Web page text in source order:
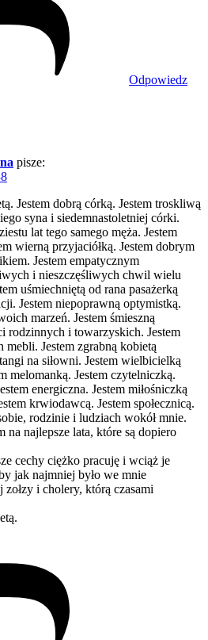
Odpowiedz
pisze:
Jestem dobrą córką. Jestem troskliwą
syna i siedemnastoletniej córki.
lat tego samego męża. Jestem
wierną przyjaciółką. Jestem dobrym
Jestem empatycznym
i nieszczęśliwych chwil wielu
uśmiechniętą od rana pasażerką
Jestem niepoprawną optymistką.
marzeń. Jestem śmieszną
rodzinnych i towarzyskich. Jestem
Jestem zgrabną kobietą
na siłowni. Jestem wielbicielką
melomanką. Jestem czytelniczką.
energiczna. Jestem miłośniczką
krwiodawcą. Jestem społecznicą.
rodzinie i ludziach wokół mnie.
na najlepsze lata, które są dopiero
cechy ciężko pracuję i wciąż je
jak najmniej było we mnie
zołzy i cholery, którą czasami